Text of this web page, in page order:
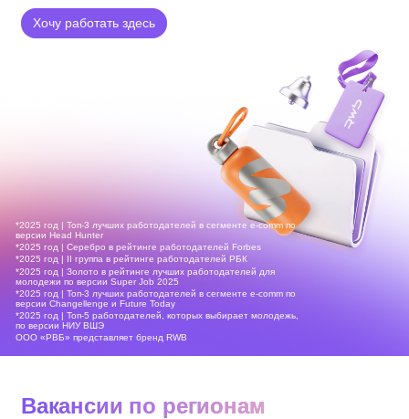
Хочу работать здесь
*2025 год | Топ-3 лучших работодателей в сегменте e-comm по
версии Head Hunter
*2025 год | Серебро в рейтинге работодателей Forbes
*2025 год | II группа в рейтинге работодателей РБК
*2025 год | Золото в рейтинге лучших работодателей для
молодежи по версии Super Job 2025
*2025 год | Топ-3 лучших работодателей в сегменте e-comm по
версии Changellenge и Future Today
*2025 год | Топ-5 работодателей, которых выбирает молодежь,
по версии НИУ ВШЭ
ООО «РВБ» представляет бренд RWB
Вакансии по регионам